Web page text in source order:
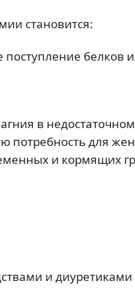
становится:
белков
в
для
и кормящих
и